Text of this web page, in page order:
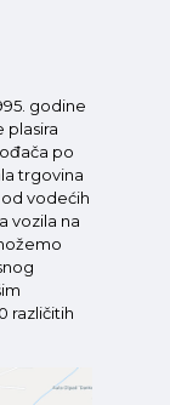
godine
plasira
po
trgovina
vodećih
vozila na
različitih